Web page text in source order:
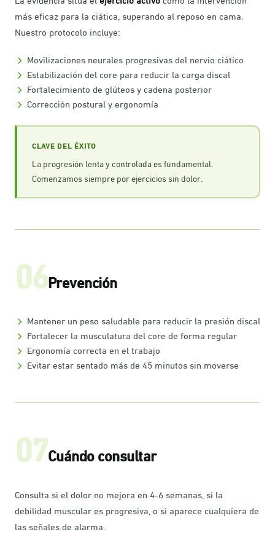
más eficaz para la ciática, superando al reposo en cama.
Nuestro protocolo incluye:
Movilizaciones neurales progresivas del nervio ciático
Estabilización del core para reducir la carga discal
Fortalecimiento de glúteos y cadena posterior
Corrección postural y ergonomía
CLAVE DEL ÉXITO
La progresión lenta y controlada es fundamental.
Comenzamos siempre por ejercicios sin dolor.
06Prevención
Mantener un peso saludable para reducir la presión discal
Fortalecer la musculatura del core de forma regular
Ergonomía correcta en el trabajo
Evitar estar sentado más de 45 minutos sin moverse
07Cuándo consultar
Consulta si el dolor no mejora en 4-6 semanas, si la
debilidad muscular es progresiva, o si aparece cualquiera de
las señales de alarma.